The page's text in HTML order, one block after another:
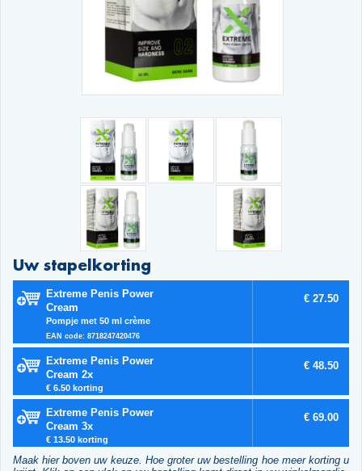
Uw stapelkorting
Extreme Penis Power
Cream
Pompje met 50 ml crème
EAN code: 8718247420476
€ 27.50
Extreme Penis Power
Cream 2x
€ 6.50 korting
€ 48.50
Extreme Penis Power
Cream 3x
€ 13.50 korting
€ 69.00
Maak hier boven uw keuze. Hoe groter uw bestelling hoe meer korting u